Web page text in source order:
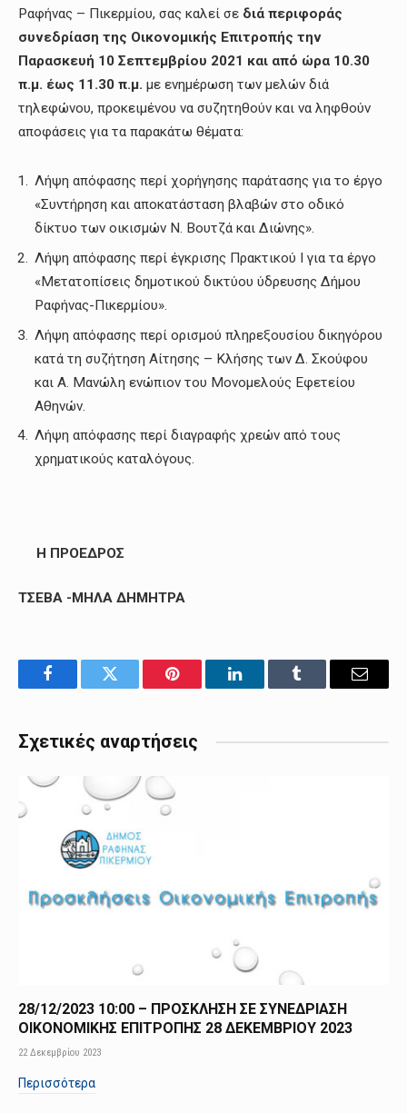
Ραφήνας – Πικερμίου, σας καλεί σε διά περιφοράς
συνεδρίαση της Οικονομικής Επιτροπής την
Παρασκευή 10 Σεπτεμβρίου 2021 και από ώρα 10.30
π.μ. έως 11.30 π.μ. με ενημέρωση των μελών διά
τηλεφώνου, προκειμένου να συζητηθούν και να ληφθούν
αποφάσεις για τα παρακάτω θέματα:
Λήψη απόφασης περί χορήγησης παράτασης για το έργο
«Συντήρηση και αποκατάσταση βλαβών στο οδικό
δίκτυο των οικισμών Ν. Βουτζά και Διώνης».
Λήψη απόφασης περί έγκρισης Πρακτικού Ι για τα έργο
«Μετατοπίσεις δημοτικού δικτύου ύδρευσης Δήμου
Ραφήνας-Πικερμίου».
Λήψη απόφασης περί ορισμού πληρεξουσίου δικηγόρου
κατά τη συζήτηση Αίτησης – Κλήσης των Δ. Σκούφου
και Α. Μανώλη ενώπιον του Μονομελούς Εφετείου
Αθηνών.
Λήψη απόφασης περί διαγραφής χρεών από τους
χρηματικούς καταλόγους.
Η ΠΡΟΕΔΡΟΣ
ΤΣΕΒΑ -ΜΗΛΑ ΔΗΜΗΤΡΑ
FacebookTwitter Pinterest LinkedInTumblr Email
Σχετικές αναρτήσεις
28/12/2023 10:00 – ΠΡΟΣΚΛΗΣΗ ΣΕ ΣΥΝΕΔΡΙΑΣΗ
ΟΙΚΟΝΟΜΙΚΗΣ ΕΠΙΤΡΟΠΗΣ 28 ΔΕΚΕΜΒΡΙΟΥ 2023
22 Δεκεμβρίου 2023
Περισσότερα